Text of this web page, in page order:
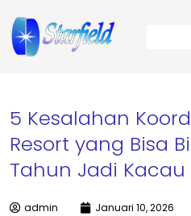
5 Kesalahan
Resort yang Bisa
Tahun Jadi Kacau
admin Januari 10, 2026